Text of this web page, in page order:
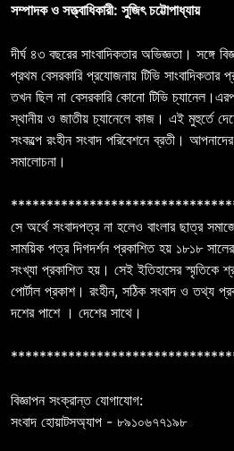
সম্পাদক ও সত্ত্বাধিকারী: সুজিৎ চট্টোপাধ্যায়
দীর্ঘ ৪৩ বছরের সাংবাদিকতার অভিজ্ঞতা। সঙ্গে
প্রথম বেসরকারি প্রযোজনায় টিভি সাংবাদিকতার
তখন ছিল না বেসরকারি কোনো টিভি
স্থানীয় ও জাতীয় চ্যানেলে কাজ। এই মুহুর্তে
সংকল্পে রংহীন সংবাদ পরিবেশনে ব্রতী।
সমালোচনা।
সে অর্থে সংবাদপত্র না হলেও বাংলার ছাত্র
সাময়িক পত্র দিগদর্শন প্রকাশিত হয় ১৮১৮
সংখ্যা প্রকাশিত হয়। সেই ইতিহাসের স্মৃতিকে
পোর্টাল প্রকাশ। রংহীন, সঠিক সংবাদ ও তথ্য
দশের পাশে । দেশের সাথে।
বিজ্ঞাপন সংক্রান্ত যোগাযোগ:
সংবাদ হোয়াটসঅ্যাপ - ৮৯১০৬৭৭১৯৮